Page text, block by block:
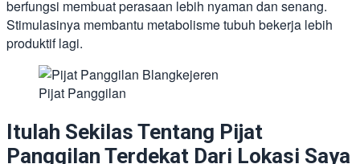
berfungsi membuat perasaan lebih nyaman dan senang.
Stimulasinya membantu metabolisme tubuh bekerja lebih
produktif lagi.
Pijat Panggilan
Itulah Sekilas Tentang Pijat
Panggilan Terdekat Dari Lokasi Saya